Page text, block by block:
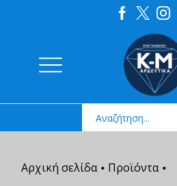
Αρχική σελίδα • Προϊόντα •